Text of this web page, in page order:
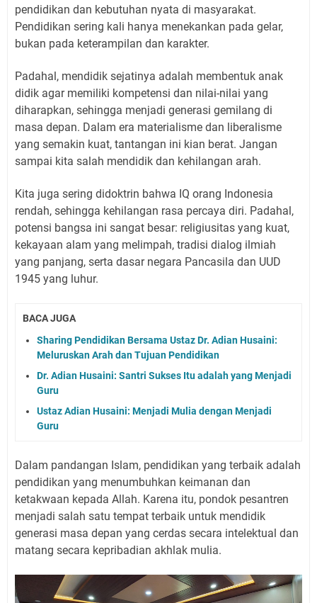
pendidikan dan kebutuhan nyata di masyarakat.
Pendidikan sering kali hanya menekankan pada gelar,
bukan pada keterampilan dan karakter.
Padahal, mendidik sejatinya adalah membentuk anak
didik agar memiliki kompetensi dan nilai-nilai yang
diharapkan, sehingga menjadi generasi gemilang di
masa depan. Dalam era materialisme dan liberalisme
yang semakin kuat, tantangan ini kian berat. Jangan
sampai kita salah mendidik dan kehilangan arah.
Kita juga sering didoktrin bahwa IQ orang Indonesia
rendah, sehingga kehilangan rasa percaya diri. Padahal,
potensi bangsa ini sangat besar: religiusitas yang kuat,
kekayaan alam yang melimpah, tradisi dialog ilmiah
yang panjang, serta dasar negara Pancasila dan UUD
1945 yang luhur.
BACA JUGA
Sharing Pendidikan Bersama Ustaz Dr. Adian Husaini:
Meluruskan Arah dan Tujuan Pendidikan
Dr. Adian Husaini: Santri Sukses Itu adalah yang Menjadi
Guru
Ustaz Adian Husaini: Menjadi Mulia dengan Menjadi
Guru
Dalam pandangan Islam, pendidikan yang terbaik adalah
pendidikan yang menumbuhkan keimanan dan
ketakwaan kepada Allah. Karena itu, pondok pesantren
menjadi salah satu tempat terbaik untuk mendidik
generasi masa depan yang cerdas secara intelektual dan
matang secara kepribadian akhlak mulia.